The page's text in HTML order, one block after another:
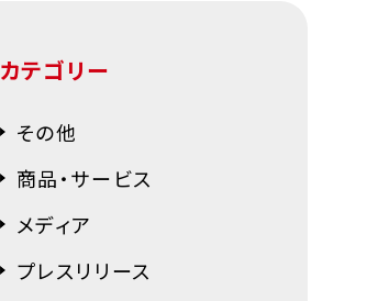
カテゴリー
その他
商品・サービス
メディア
プレスリリース